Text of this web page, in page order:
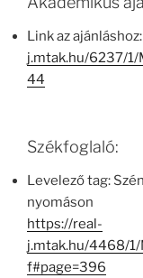
Link az ajánláshoz:
j.mtak.hu/6237/1/
44
Székfoglaló:
Levelező tag:
nyomáson
https://real-
j.mtak.hu/4468/
f#page=396